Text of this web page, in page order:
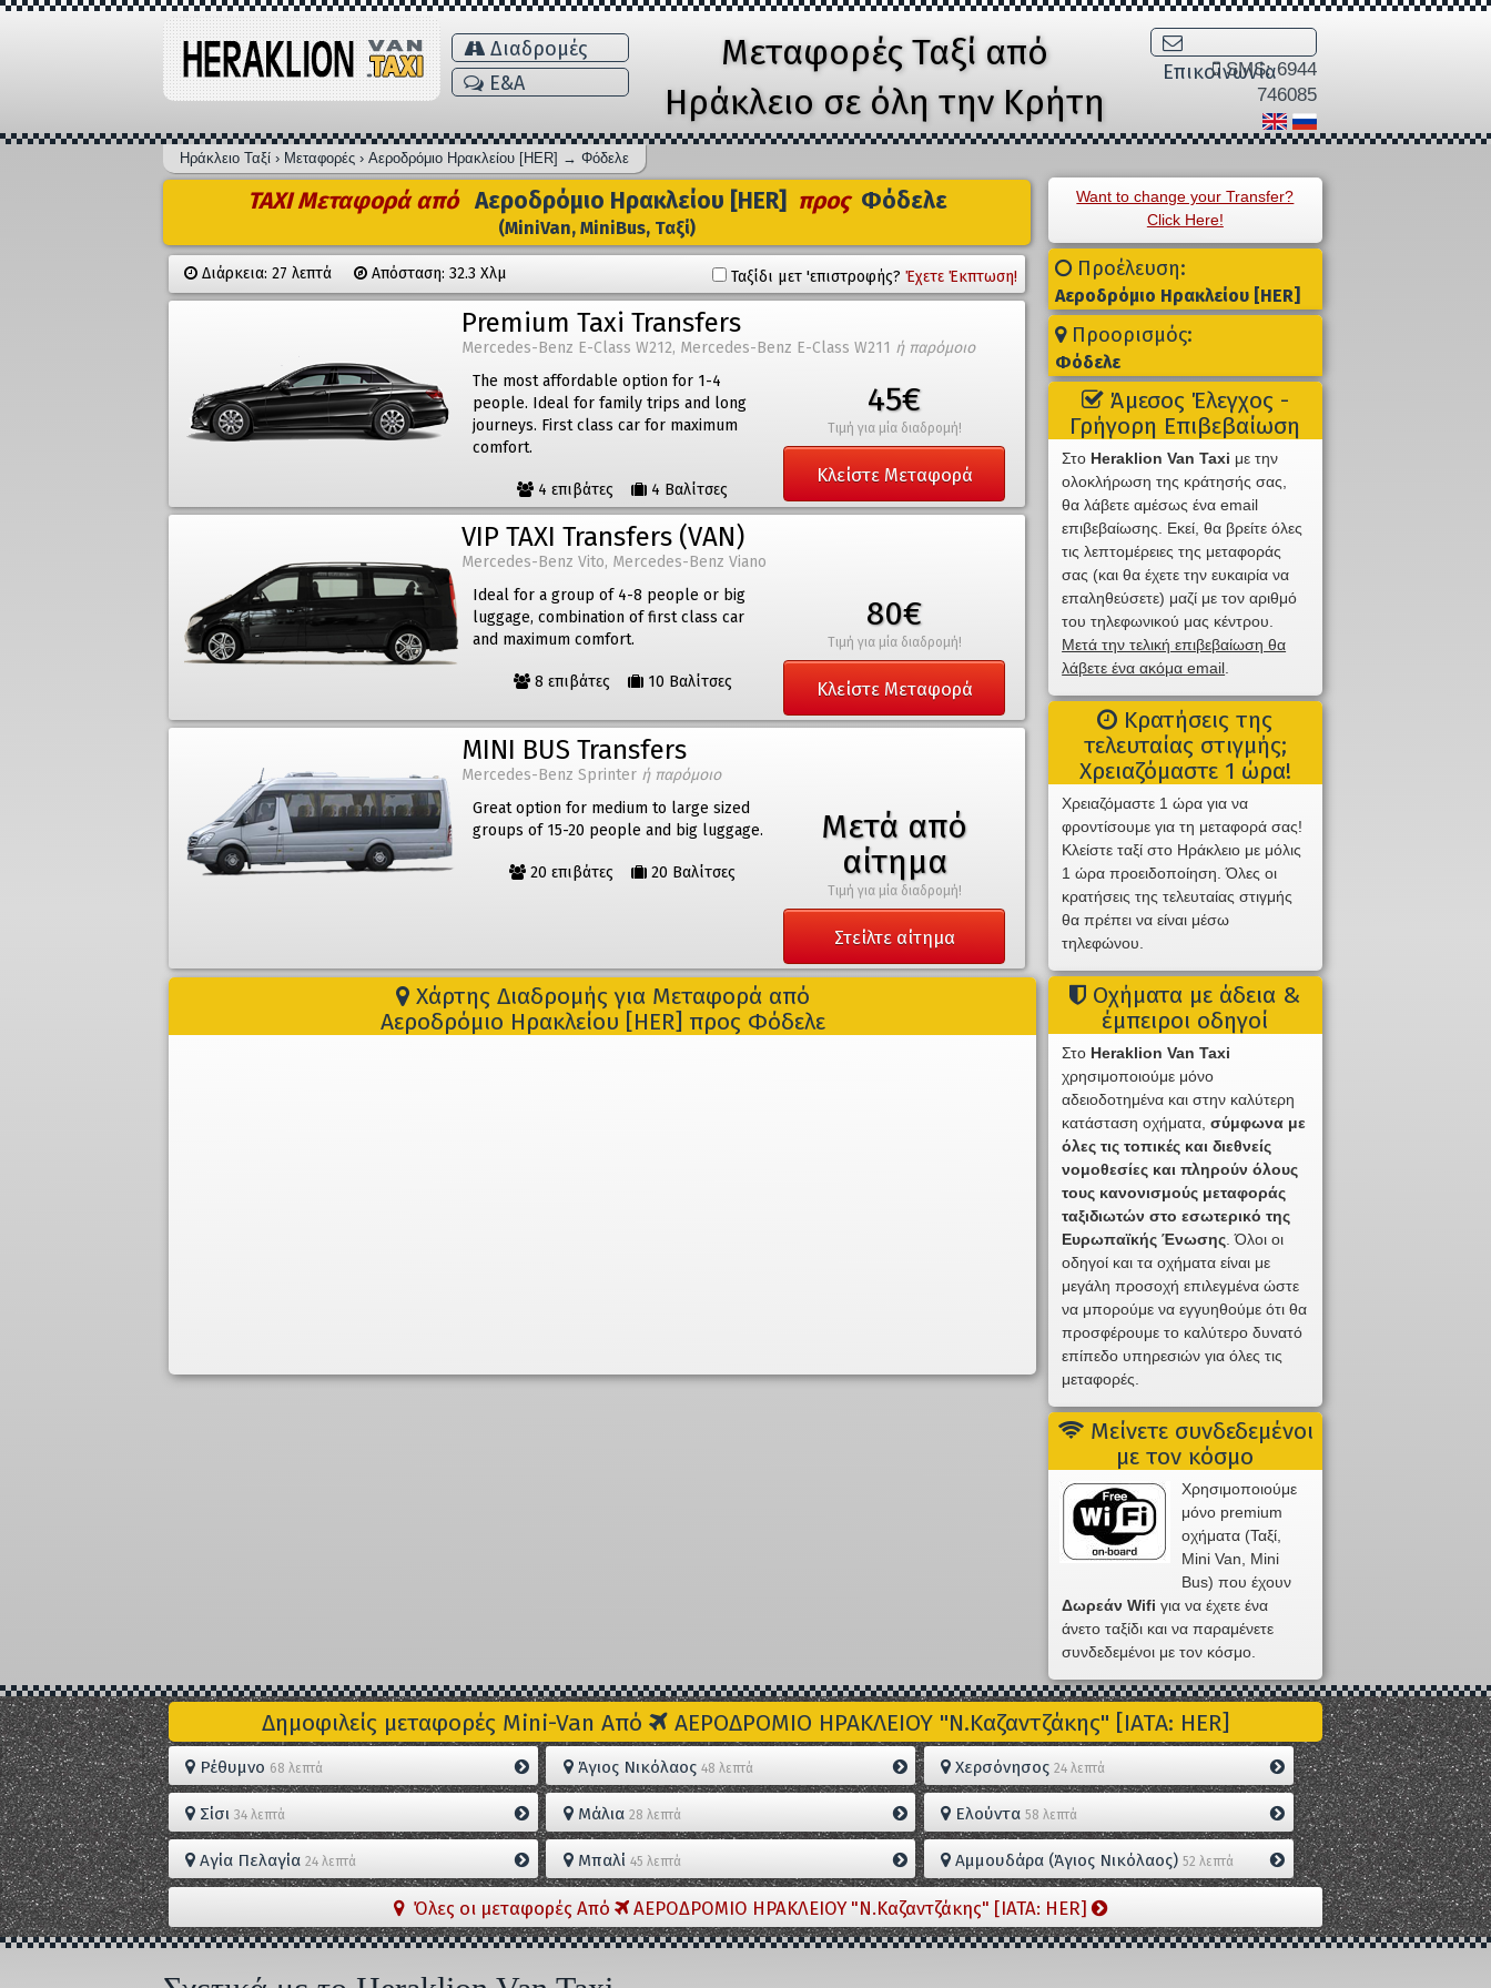
Διαδρομές
E&A
Μεταφορές Ταξί από
Ηράκλειο σε όλη την Κρήτη
Επικοινωνία
SMS: 6944
746085
Ηράκλειο Ταξί › Μεταφορές › Αεροδρόμιο Ηρακλείου [HER] → Φόδελε
TAXI Μεταφορά από Αεροδρόμιο Ηρακλείου [HER] προςΦόδελε
(MiniVan, MiniBus, Ταξί)
Διάρκεια: 27 λεπτά Απόσταση: 32.3 Χλμ Ταξίδι μετ 'επιστροφής?Έχετε Έκπτωση!
Premium Taxi Transfers
Mercedes-Benz E-Class W212, Mercedes-Benz E-Class W211 ή παρόμοιο
The most affordable option for 1-4
people. Ideal for family trips and long
journeys. First class car for maximum
comfort.
4 επιβάτες 4 Βαλίτσες
45€
Τιμή για μία διαδρομή!
Κλείστε Μεταφορά
VIP TAXI Transfers (VAN)
Mercedes-Benz Vito, Mercedes-Benz Viano
Ideal for a group of 4-8 people or big
luggage, combination of first class car
and maximum comfort.
8 επιβάτες 10 Βαλίτσες
80€
Τιμή για μία διαδρομή!
Κλείστε Μεταφορά
MINI BUS Transfers
Mercedes-Benz Sprinter ή παρόμοιο
Great option for medium to large sized
groups of 15-20 people and big luggage.
20 επιβάτες 20 Βαλίτσες
Μετά από
αίτημα
Τιμή για μία διαδρομή!
Στείλτε αίτημα
Χάρτης Διαδρομής για Μεταφορά από
Αεροδρόμιο Ηρακλείου [HER] προς Φόδελε
Want to change your Transfer?
Click Here!
Προέλευση:
Αεροδρόμιο Ηρακλείου [HER]
Προορισμός:
Φόδελε
Άμεσος Έλεγχος -
Γρήγορη Επιβεβαίωση
Στο Heraklion Van Taxi με την
ολοκλήρωση της κράτησής σας,
θα λάβετε αμέσως ένα email
επιβεβαίωσης. Εκεί, θα βρείτε όλες
τις λεπτομέρειες της μεταφοράς
σας (και θα έχετε την ευκαιρία να
επαληθεύσετε) μαζί με τον αριθμό
του τηλεφωνικού μας κέντρου.
Μετά την τελική επιβεβαίωση θα
λάβετε ένα ακόμα email
Κρατήσεις της
τελευταίας στιγμής;
Χρειαζόμαστε 1 ώρα!
Χρειαζόμαστε 1 ώρα για να
φροντίσουμε για τη μεταφορά σας!
Κλείστε ταξί στο Ηράκλειο με μόλις
1 ώρα προειδοποίηση. Όλες οι
κρατήσεις της τελευταίας στιγμής
θα πρέπει να είναι μέσω
τηλεφώνου.
Οχήματα με άδεια &
έμπειροι οδηγοί
Στο Heraklion Van Taxi
χρησιμοποιούμε μόνο
αδειοδοτημένα και στην καλύτερη
κατάσταση οχήματα,σύμφωνα με
όλες τις τοπικές και διεθνείς
νομοθεσίες και πληρούν όλους
τους κανονισμούς μεταφοράς
ταξιδιωτών στο εσωτερικό της
Ευρωπαϊκής Ένωσης . Όλοι οι
οδηγοί και τα οχήματα είναι με
μεγάλη προσοχή επιλεγμένα ώστε
να μπορούμε να εγγυηθούμε ότι θα
προσφέρουμε το καλύτερο δυνατό
επίπεδο υπηρεσιών για όλες τις
μεταφορές.
Μείνετε συνδεδεμένοι
με τον κόσμο
Χρησιμοποιούμε
μόνο premium
οχήματα (Ταξί,
Mini Van, Mini
Bus) που έχουν
Δωρεάν Wifi για να έχετε ένα
άνετο ταξίδι και να παραμένετε
συνδεδεμένοι με τον κόσμο.
Δημοφιλείς μεταφορές Mini-Van Από ΑΕΡΟΔΡΟΜΙΟ ΗΡΑΚΛΕΙΟΥ "Ν.Καζαντζάκης" [IATA: HER]
Ρέθυμνο 68 λεπτά Άγιος Νικόλαος 48 λεπτά Χερσόνησος24 λεπτά
Σίσι34 λεπτά Μάλια 28 λεπτά Ελούντα58 λεπτά
Αγία Πελαγία24 λεπτά Μπαλί 45 λεπτά Αμμουδάρα (Άγιος Νικόλαος)52 λεπτά
Όλες οι μεταφορές Από ΑΕΡΟΔΡΟΜΙΟ ΗΡΑΚΛΕΙΟΥ "Ν.Καζαντζάκης" [IATA: HER]